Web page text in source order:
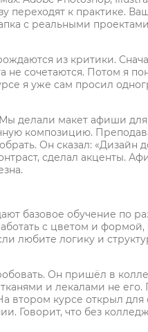
переходят к практике.
с реальными
из критики.
сочетаются. Потом я
я уже сам просил
делали макет афиши для
композицию.
Он сказал: «Дизайн
сделал акценты.
базовое обучение по
с цветом и
любите логику и
Он пришёл в
и лекалами не
втором курсе открыл
Говорит, что без